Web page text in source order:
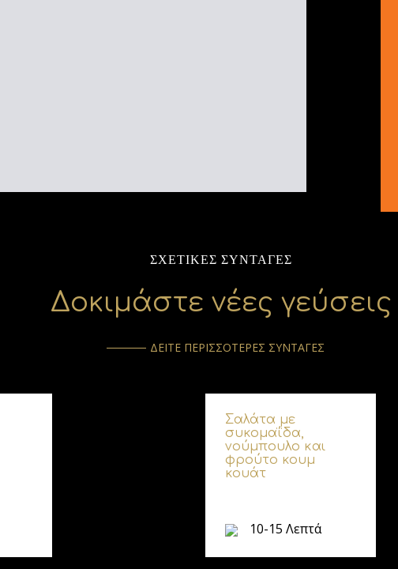
ΣΧΕΤΙΚΕΣ ΣΥΝΤΑΓΕΣ
Δοκιμάστε νέες γεύσεις
ΔΕΙΤΕ ΠΕΡΙΣΣΟΤΕΡΕΣ ΣΥΝΤΑΓΕΣ
Σαλάτα με
συκομαΐδα,
νούμπουλο και
φρούτο κουμ
κουάτ
10-15 Λεπτά